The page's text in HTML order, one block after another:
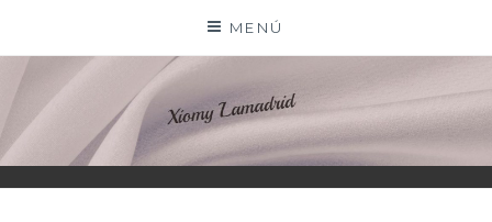
contenido
MENÚ
XIOMY LAMADRID